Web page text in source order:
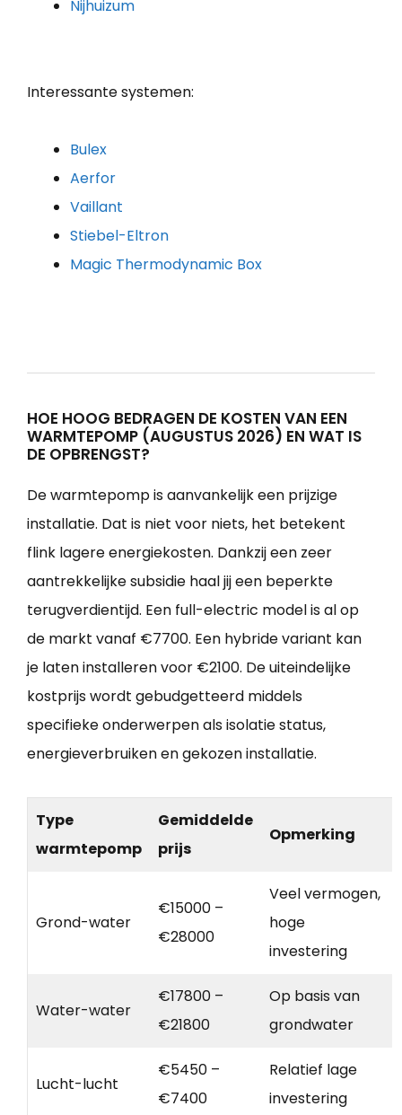
Nijhuizum
Interessante systemen:
Bulex
Aerfor
Vaillant
Stiebel-Eltron
Magic Thermodynamic Box
HOE HOOG BEDRAGEN DE KOSTEN VAN EEN
WARMTEPOMP (AUGUSTUS 2026) EN WAT IS
DE OPBRENGST?
De warmtepomp is aanvankelijk een prijzige
installatie. Dat is niet voor niets, het betekent
flink lagere energiekosten. Dankzij een zeer
aantrekkelijke subsidie haal jij een beperkte
terugverdientijd. Een full-electric model is al op
de markt vanaf €7700. Een hybride variant kan
je laten installeren voor €2100. De uiteindelijke
kostprijs wordt gebudgetteerd middels
specifieke onderwerpen als isolatie status,
energieverbruiken en gekozen installatie.
Type
warmtepomp
Gemiddelde
prijs
Opmerking
Grond-water
€15000 –
€28000
Veel vermogen,
hoge
investering
Water-water
€17800 –
€21800
Op basis van
grondwater
Lucht-lucht
€5450 –
€7400
Relatief lage
investering